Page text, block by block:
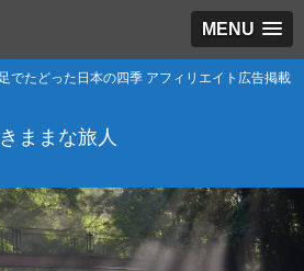
MENU
でたどった日本の四季 アフィリエイト広告掲載
きままな旅人